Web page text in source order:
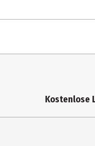
Kostenlose